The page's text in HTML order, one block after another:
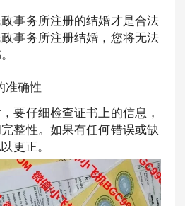
事务所注册的结婚才是合法
事务所注册结婚，您将无法
准确性
要仔细检查证书上的信息，
整性。如果有任何错误或缺
更正。